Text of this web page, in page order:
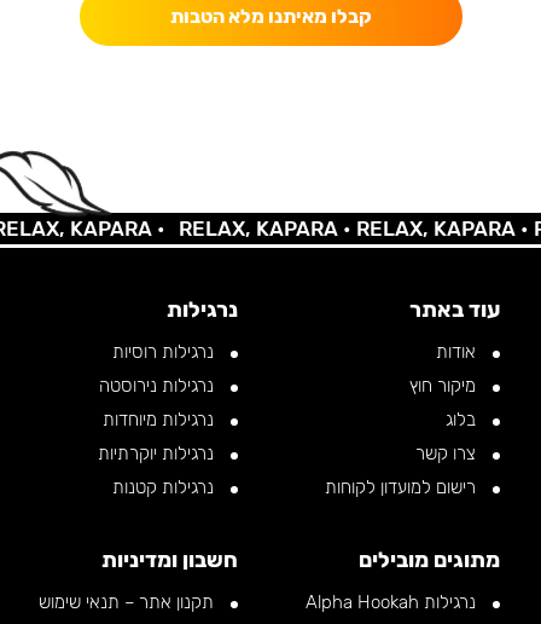
קבלו מאיתנו מלא הטבות
KAPARA • RELAX, KAPARA •RELAX, KAPARA •
עוד באתר
אודות
מיקור חוץ
בלוג
צרו קשר
רישום למועדון לקוחות
נרגילות
נרגילות רוסיות
נרגילות נירוסטה
נרגילות מיוחדות
נרגילות יוקרתיות
נרגילות קטנות
מתוגים מובילים
נרגילות Alpha Hookah
חשבון ומדיניות
תקנון אתר – תנאי שימוש